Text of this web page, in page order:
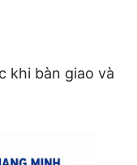
khi bàn giao và